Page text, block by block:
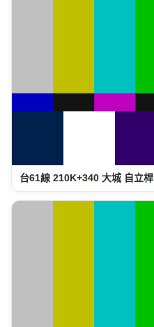
台61線 210K+340 大城 自立桿